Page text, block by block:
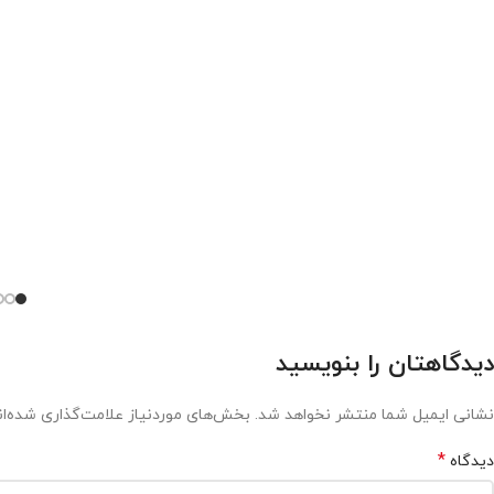
دیدگاهتان را بنویسید
نشانی ایمیل شما منتشر نخواهد شد. بخش‌های موردنیاز علامت‌گذاری
دیدگاه *